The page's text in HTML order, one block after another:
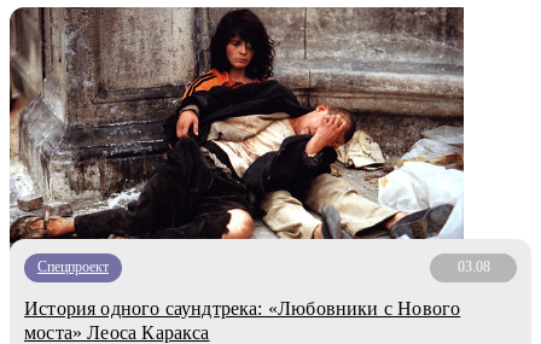
Спецпроект 03.08
История одного саундтрека: «Любовники с Нового
моста» Леоса Каракса